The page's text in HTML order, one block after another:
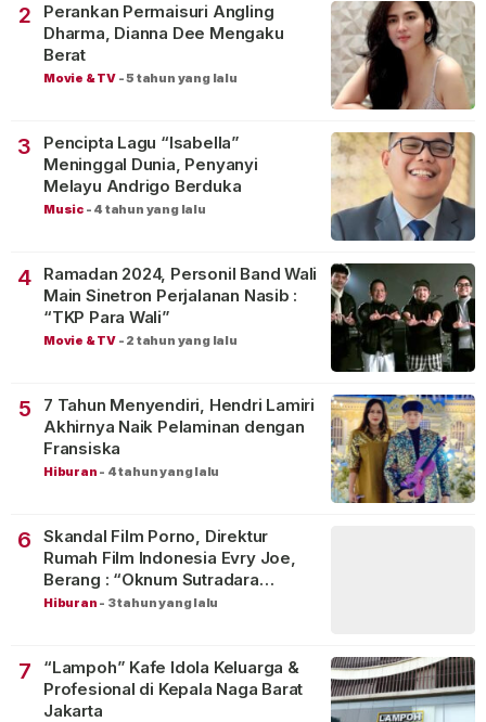
2
Perankan Permaisuri Angling
Dharma, Dianna Dee Mengaku
Berat
Movie & TV -5 tahun yang lalu
3
Pencipta Lagu “Isabella”
Meninggal Dunia, Penyanyi
Melayu Andrigo Berduka
Music - 4 tahun yang lalu
4
Ramadan 2024, Personil Band Wali
Main Sinetron Perjalanan Nasib :
“TKP Para Wali”
Movie & TV - 2 tahun yang lalu
5
7 Tahun Menyendiri, Hendri Lamiri
Akhirnya Naik Pelaminan dengan
Fransiska
Hiburan - 4 tahun yang lalu
6
Skandal Film Porno, Direktur
Rumah Film Indonesia Evry Joe,
Berang : “Oknum Sutradara
Merusak Perfilman Indonesia”!
Hiburan - 3 tahun yang lalu
7
“Lampoh” Kafe Idola Keluarga &
Profesional di Kepala Naga Barat
Jakarta